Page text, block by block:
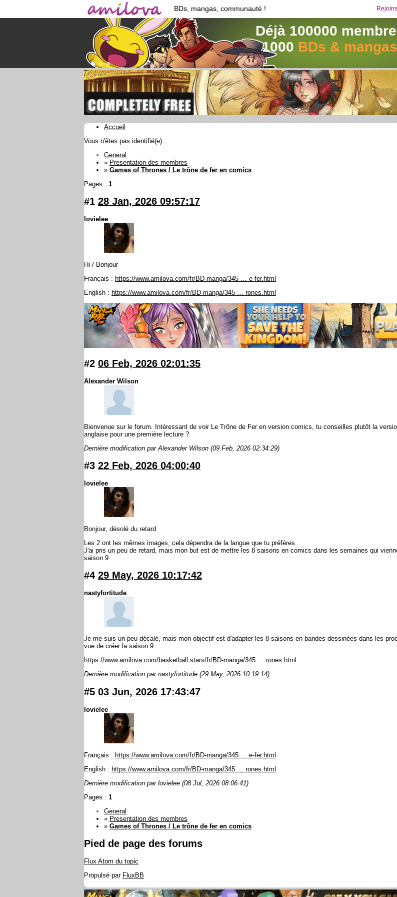
BDs, mangas, communauté !
Déjà 100000
1000 BDs &
Accueil
Vous n'êtes pas identifié(e).
General
» Presentation des membres
» Games of Thrones / Le trône de fer en comics
Pages : 1
#1 28 Jan, 2026 09:57:17
lovielee
Hi / Bonjour
Français : https://www.amilova.com/fr/BD-manga/345 … e-fer.html
English : https://www.amilova.com/fr/BD-manga/345 … rones.html
#2 06 Feb, 2026 02:01:35
Alexander Wilson
Bienvenue sur le forum. Intéressant de voir Le Trône de Fer en version comics, tu conseilles plutôt la
anglaise pour une première lecture ?
Dernière modification par Alexander Wilson (09 Feb, 2026 02:34:29)
#3 22 Feb, 2026 04:00:40
lovielee
Bonjour, désolé du retard
Les 2 ont les mêmes images, cela dépendra de la langue que tu préfères.
J'ai pris un peu de retard, mais mon but est de mettre les 8 saisons en comics dans les semaines qui
saison 9
#4 29 May, 2026 10:17:42
nastyfortitude
Je me suis un peu décalé, mais mon objectif est d'adapter les 8 saisons en bandes dessinées dans les
vue de créer la saison 9.
https://www.amilova.com/basketball stars/fr/BD-manga/345 … rones.html
Dernière modification par nastyfortitude (29 May, 2026 10:19:14)
#5 03 Jun, 2026 17:43:47
lovielee
Français : https://www.amilova.com/fr/BD-manga/345 … e-fer.html
English : https://www.amilova.com/fr/BD-manga/345 … rones.html
Dernière modification par lovielee (08 Jul, 2026 08:06:41)
Pages : 1
General
» Presentation des membres
» Games of Thrones / Le trône de fer en comics
Pied de page des forums
Flux Atom du topic
Propulsé par FluxBB